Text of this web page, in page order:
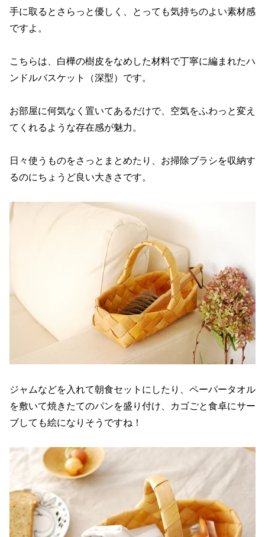
手に取るとさらっと優しく、とっても気持ちのよい素材感
ですよ。
こちらは、白樺の樹皮をなめした材料で丁寧に編まれたハ
ンドルバスケット（深型）です。
お部屋に何気なく置いてあるだけで、空気をふわっと変え
てくれるような存在感が魅力。
日々使うものをさっとまとめたり、お掃除ブラシを収納す
るのにちょうど良い大きさです。
ジャムなどを入れて朝食セットにしたり、ペーパータオル
を敷いて焼きたてのパンを盛り付け、カゴごと食卓にサー
ブしても絵になりそうですね！